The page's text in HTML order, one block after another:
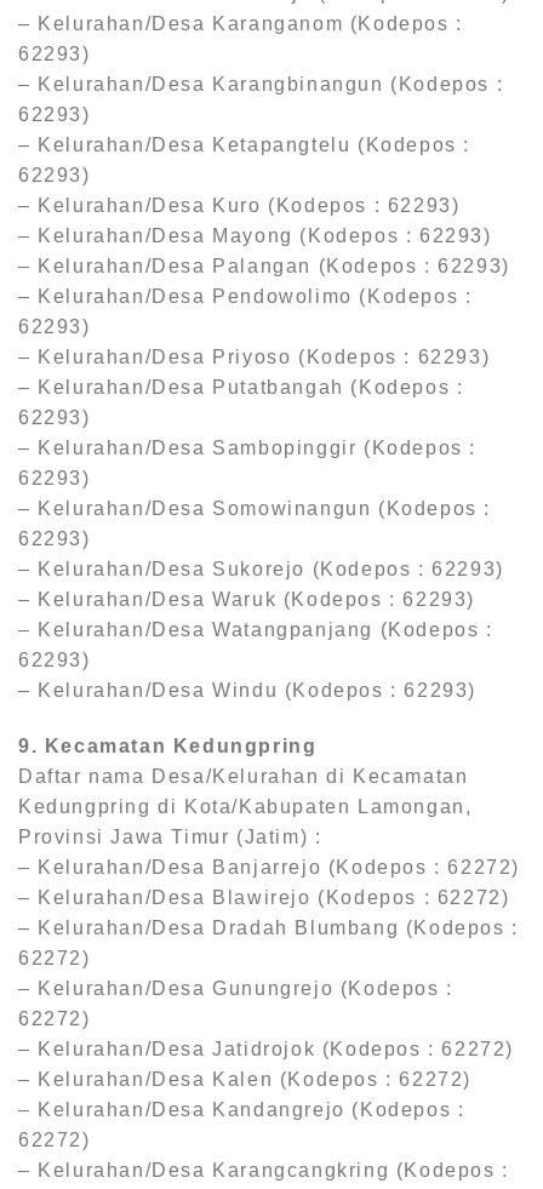
– Kelurahan/Desa Karanganom (Kodepos :
62293)
– Kelurahan/Desa Karangbinangun (Kodepos :
62293)
– Kelurahan/Desa Ketapangtelu (Kodepos :
62293)
– Kelurahan/Desa Kuro (Kodepos : 62293)
– Kelurahan/Desa Mayong (Kodepos : 62293)
– Kelurahan/Desa Palangan (Kodepos : 62293)
– Kelurahan/Desa Pendowolimo (Kodepos :
62293)
– Kelurahan/Desa Priyoso (Kodepos : 62293)
– Kelurahan/Desa Putatbangah (Kodepos :
62293)
– Kelurahan/Desa Sambopinggir (Kodepos :
62293)
– Kelurahan/Desa Somowinangun (Kodepos :
62293)
– Kelurahan/Desa Sukorejo (Kodepos : 62293)
– Kelurahan/Desa Waruk (Kodepos : 62293)
– Kelurahan/Desa Watangpanjang (Kodepos :
62293)
– Kelurahan/Desa Windu (Kodepos : 62293)
9. Kecamatan Kedungpring
Daftar nama Desa/Kelurahan di Kecamatan
Kedungpring di Kota/Kabupaten Lamongan,
Provinsi Jawa Timur (Jatim) :
– Kelurahan/Desa Banjarrejo (Kodepos : 62272)
– Kelurahan/Desa Blawirejo (Kodepos : 62272)
– Kelurahan/Desa Dradah Blumbang (Kodepos :
62272)
– Kelurahan/Desa Gunungrejo (Kodepos :
62272)
– Kelurahan/Desa Jatidrojok (Kodepos : 62272)
– Kelurahan/Desa Kalen (Kodepos : 62272)
– Kelurahan/Desa Kandangrejo (Kodepos :
62272)
– Kelurahan/Desa Karangcangkring (Kodepos :